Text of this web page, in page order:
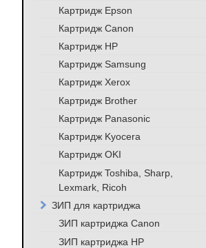
Картридж Epson
Картридж Canon
Картридж HP
Картридж Samsung
Картридж Xerox
Картридж Brother
Картридж Panasonic
Картридж Kyocera
Картридж OKI
Картридж Toshiba, Sharp,
Lexmark, Ricoh
ЗИП для картриджа
ЗИП картриджа Canon
ЗИП картриджа HP